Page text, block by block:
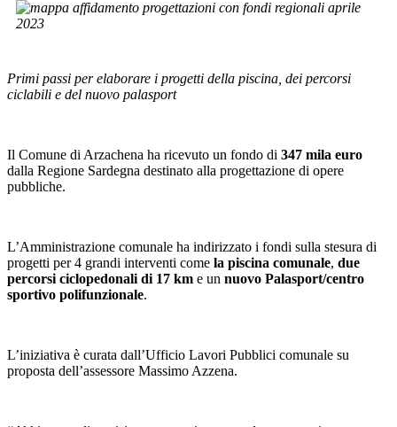
Primi passi per elaborare i progetti della piscina, dei percorsi
ciclabili e del nuovo palasport
Il Comune di Arzachena ha ricevuto un fondo di 347 mila euro
dalla Regione Sardegna destinato alla progettazione di opere
pubbliche.
L’Amministrazione comunale ha indirizzato i fondi sulla stesura di
progetti per 4 grandi interventi come la piscina comunale, due
percorsi ciclopedonali di 17 km e un nuovo Palasport/centro
sportivo polifunzionale.
L’iniziativa è curata dall’Ufficio Lavori Pubblici comunale su
proposta dell’assessore Massimo Azzena.